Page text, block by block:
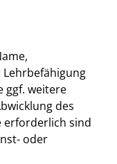
ggf. weitere
des
erforderlich sind
oder